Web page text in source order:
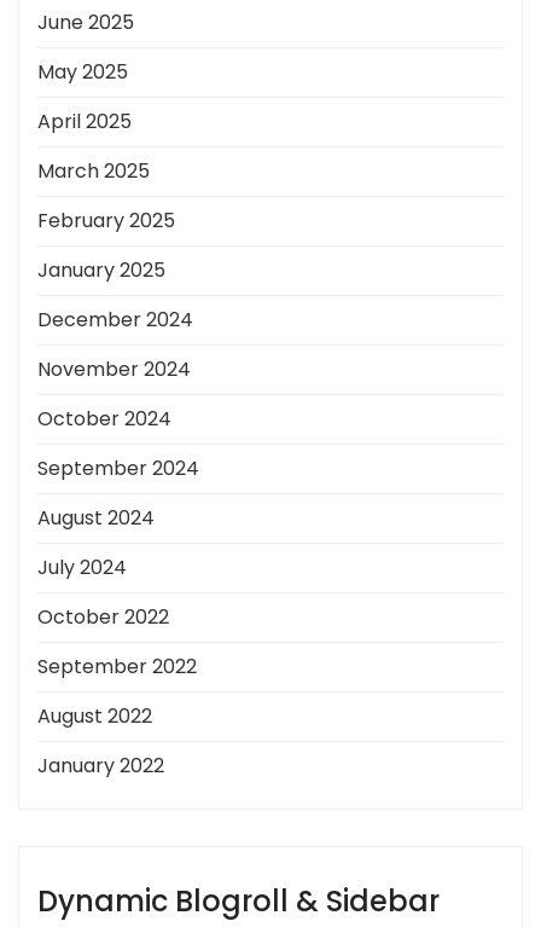
June 2025
May 2025
April 2025
March 2025
February 2025
January 2025
December 2024
November 2024
October 2024
September 2024
August 2024
July 2024
October 2022
September 2022
August 2022
January 2022
Dynamic Blogroll & Sidebar